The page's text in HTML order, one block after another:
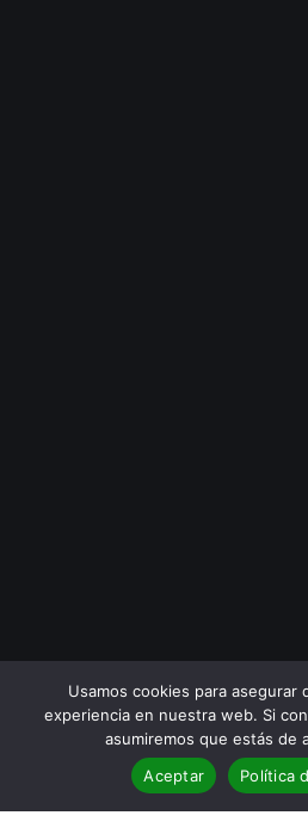
Usamos cookies para asegurar
experiencia en nuestra web. Si
asumiremos que estás de
Aceptar
Política